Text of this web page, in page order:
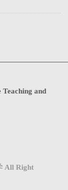
and
All Right